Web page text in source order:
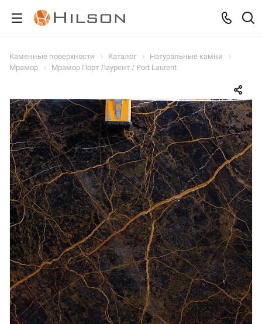
Каменные поверхности Каталог
Натуральные камни
Мрамор
Мрамор Порт Лаурент / Port Laurent